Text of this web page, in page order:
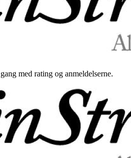
med rating og anmeldelserne.